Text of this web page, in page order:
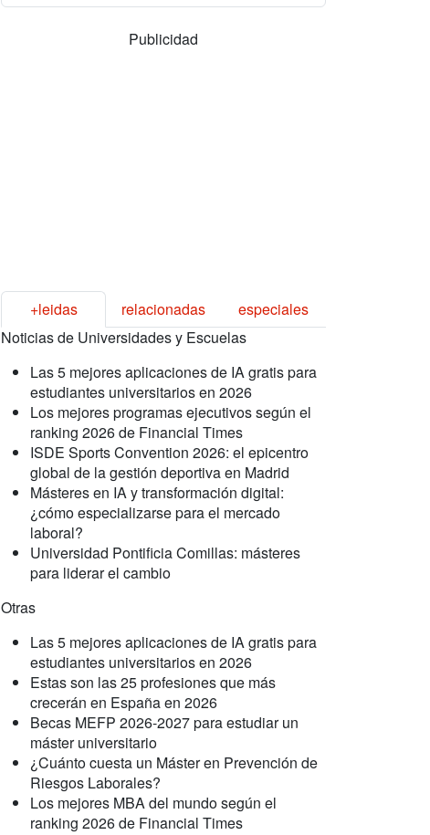
Publicidad
+leidas relacionadas
especiales
Noticias de Universidades y Escuelas
Las 5 mejores aplicaciones de IA gratis para
estudiantes universitarios en 2026
Los mejores programas ejecutivos según el
ranking 2026 de Financial Times
ISDE Sports Convention 2026: el epicentro
global de la gestión deportiva en Madrid
Másteres en IA y transformación digital:
¿cómo especializarse para el mercado
laboral?
Universidad Pontificia Comillas: másteres
para liderar el cambio
Otras
Las 5 mejores aplicaciones de IA gratis para
estudiantes universitarios en 2026
Estas son las 25 profesiones que más
crecerán en España en 2026
Becas MEFP 2026-2027 para estudiar un
máster universitario
¿Cuánto cuesta un Máster en Prevención de
Riesgos Laborales?
Los mejores MBA del mundo según el
ranking 2026 de Financial Times